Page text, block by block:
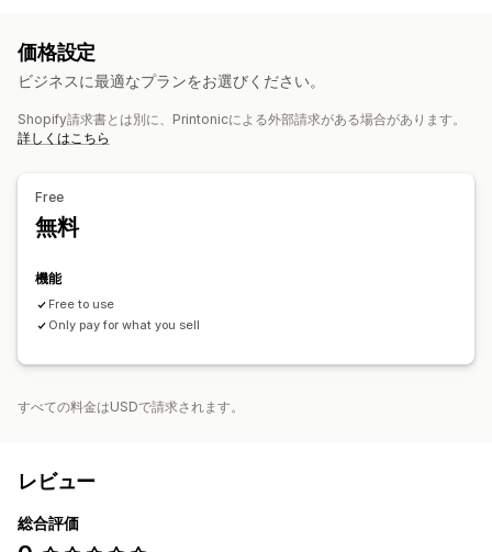
パーソナライズ
バッグ アパレル グラス・カップ ホリデーギフト
配送オプション
リアルタイム更新
価格設定
ビジネスに最適なプランをお選びください。
Shopify請求書とは別に、Printonicによる外部請求がある場合があります。
詳しくはこちら
Free
無料
機能
Free to use
Only pay for what you sell
すべての料金はUSDで請求されます。
レビュー
総合評価